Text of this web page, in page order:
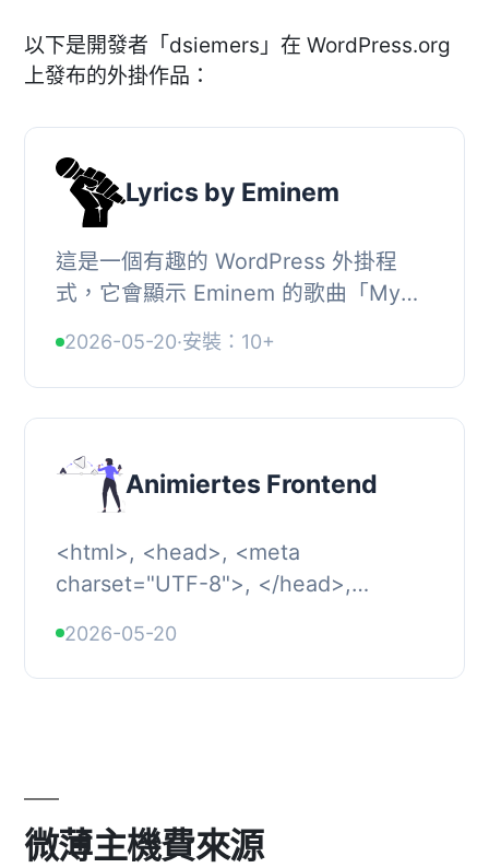
以下是開發者「dsiemers」在 WordPress.org
上發布的外掛作品：
Lyrics by Eminem
這是一個有趣的 WordPress 外掛程
式，它會顯示 Eminem 的歌曲「My
「Hello Dolly」外掛程式，但它演繹的
是 Slim Shady 的風格...
2026-05-20·安裝：10+
Animiertes Frontend
<html>, <head>, <meta
charset="UTF-8">, </head>,
結：</h2>, <p...
2026-05-20
微薄主機費來源